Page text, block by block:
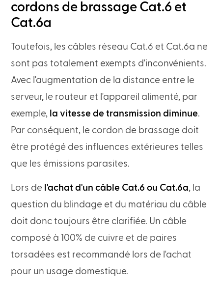
cordons de brassage Cat.6 et
Cat.6a
Toutefois, les câbles réseau Cat.6 et Cat.6a ne
sont pas totalement exempts d'inconvénients.
Avec l'augmentation de la distance entre le
serveur, le routeur et l'appareil alimenté, par
exemple, la vitesse de transmission diminue.
Par conséquent, le cordon de brassage doit
être protégé des influences extérieures telles
que les émissions parasites.
Lors de l'achat d'un câble Cat.6 ou Cat.6a, la
question du blindage et du matériau du câble
doit donc toujours être clarifiée. Un câble
composé à 100% de cuivre et de paires
torsadées est recommandé lors de l'achat
pour un usage domestique.